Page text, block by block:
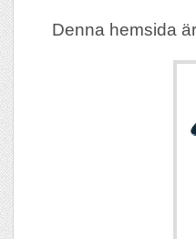
Denna hemsida